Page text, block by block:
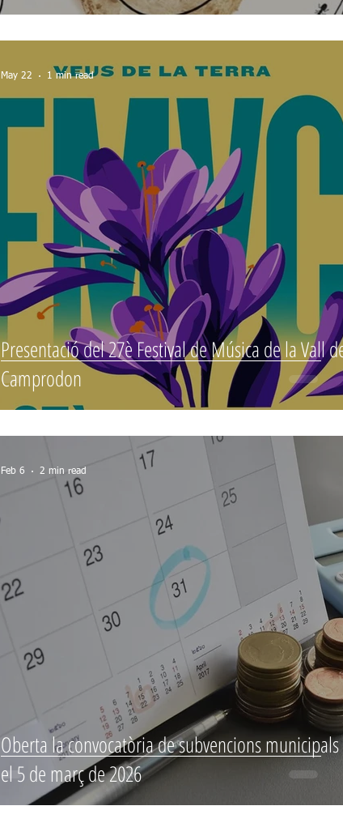
Presentació del 27è Festival de Música de la Vall
Camprodon
May 22 1 min read
Oberta la convocatòria de subvencions municipals
el 5 de març de 2026
Feb 6 2 min read